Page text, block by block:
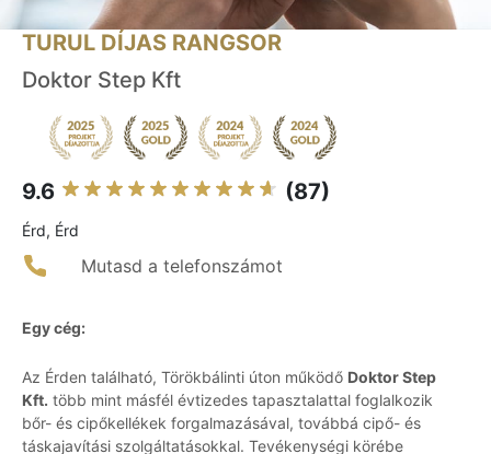
TURUL DÍJAS RANGSOR
Doktor Step Kft
9.6 (87)
Érd, Érd
Mutasd a telefonszámot
Egy cég:
Az Érden található, Törökbálinti úton működő Doktor Step
Kft. több mint másfél évtizedes tapasztalattal foglalkozik
bőr- és cipőkellékek forgalmazásával, továbbá cipő- és
táskajavítási szolgáltatásokkal. Tevékenységi körébe